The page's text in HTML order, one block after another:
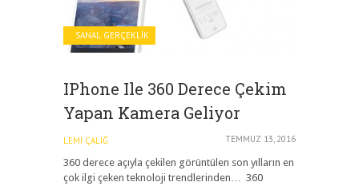
SANAL GERÇEKLIK
IPhone Ile 360 Derece Çekim
Yapan Kamera Geliyor
LEMI ÇALIĞ TEMMUZ 13, 2016
360 derece açıyla çekilen görüntülen son yılların en
çok ilgi çeken teknoloji trendlerinden… 360